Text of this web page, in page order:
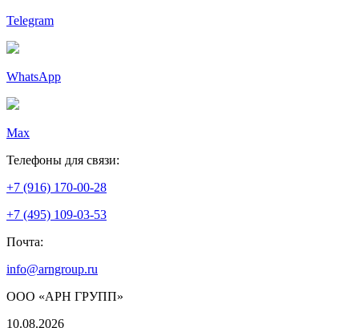
Telegram
WhatsApp
Max
Телефоны для связи:
+7 (916) 170-00-28
+7 (495) 109-03-53
Почта:
info@arngroup.ru
ООО «АРН ГРУПП»
10.08.2026